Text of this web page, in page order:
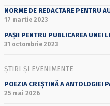
NORME DE REDACTARE PENTRU
17 martie 2023
PAȘII PENTRU PUBLICAREA UNEI
31 octombrie 2023
ȘTIRI ȘI EVENIMENTE
POEZIA CREȘTINĂ A ANTOLOGIEI
25 mai 2026